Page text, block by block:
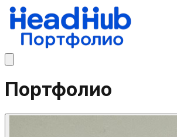
Портфолио